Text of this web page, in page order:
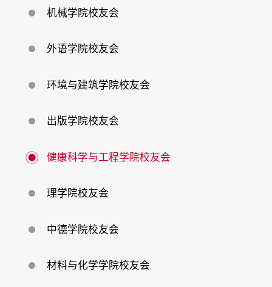
机械学院校友会
外语学院校友会
环境与建筑学院校友会
出版学院校友会
健康科学与工程学院校友会
理学院校友会
中德学院校友会
材料与化学学院校友会